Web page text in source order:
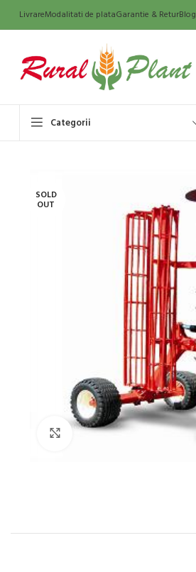
LivrareModalitati de plataGarantie & ReturBlog
Categorii
SOLD
OUT
Click to enlarge